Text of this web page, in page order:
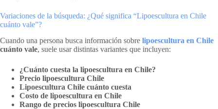
Variaciones de la búsqueda: ¿Qué significa “Lipoescultura en Chile
cuánto vale”?
Cuando una persona busca información sobre lipoescultura en Chile
cuánto vale, suele usar distintas variantes que incluyen:
¿Cuánto cuesta la lipoescultura en Chile?
Precio lipoescultura Chile
Lipoescultura Chile cuánto cuesta
Costo de lipoescultura en Chile
Rango de precios lipoescultura Chile